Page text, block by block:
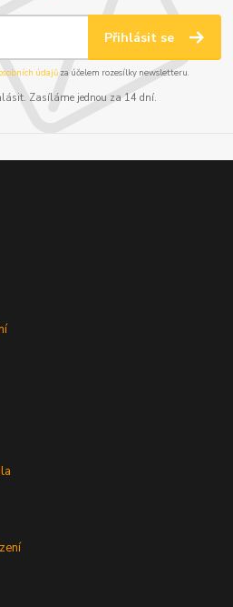
Přihlásit se
údajůza účelem rozesílky newsletteru.
Zasíláme jednou za 14 dní.